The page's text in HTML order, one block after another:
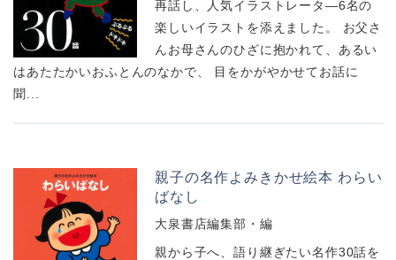
再話し、人気イラストレータ―6名の
楽しいイラストを添えました。 お父さ
んお母さんのひざに抱かれて、あるい
はあたたかいおふとんのなかで、 目をかがやかせてお話に
聞...
親子の名作よみきかせ絵本 わらい
ばなし
大泉書店編集部・編
親から子へ、語り継ぎたい名作30話を